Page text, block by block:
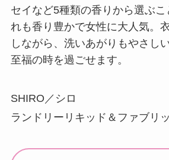
セイなど5種類の香りから選ぶ
れも香り豊かで女性に大人気。
しながら、洗いあがりもやさし
至福の時を過ごせます。
SHIRO／シロ
ランドリーリキッド＆ファブリ